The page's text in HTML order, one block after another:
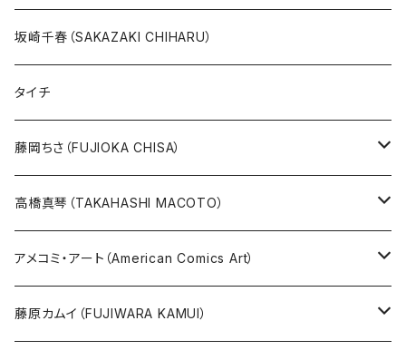
その他
坂崎千春（SAKAZAKI CHIHARU）
タイチ
藤岡ちさ（FUJIOKA CHISA）
版画
原画
高橋真琴（TAKAHASHI MACOTO）
版画
直筆サイン入り
グッズ
アメコミ・アート（American Comics Art）
ガブリエーレ・デッロット版画
藤原カムイ（FUJIWARA KAMUI）